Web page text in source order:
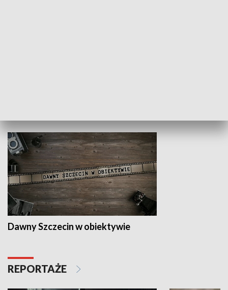
Dawny Szczecin w obiektywie
REPORTAŻE